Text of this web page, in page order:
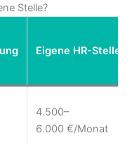
Stelle?
Eigene HR-Stelle
4.500–
6.000 €/Monat